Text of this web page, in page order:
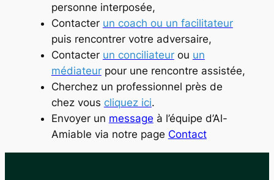
personne interposée,
Contacter un coach ou un facilitateur
puis rencontrer votre adversaire,
Contacter un conciliateurou un
médiateurpour une rencontre assistée,
Cherchez un professionnel près de
chez vous cliquez ici.
Envoyer un message à l’équipe d’Al-
Amiable via notre page Contact